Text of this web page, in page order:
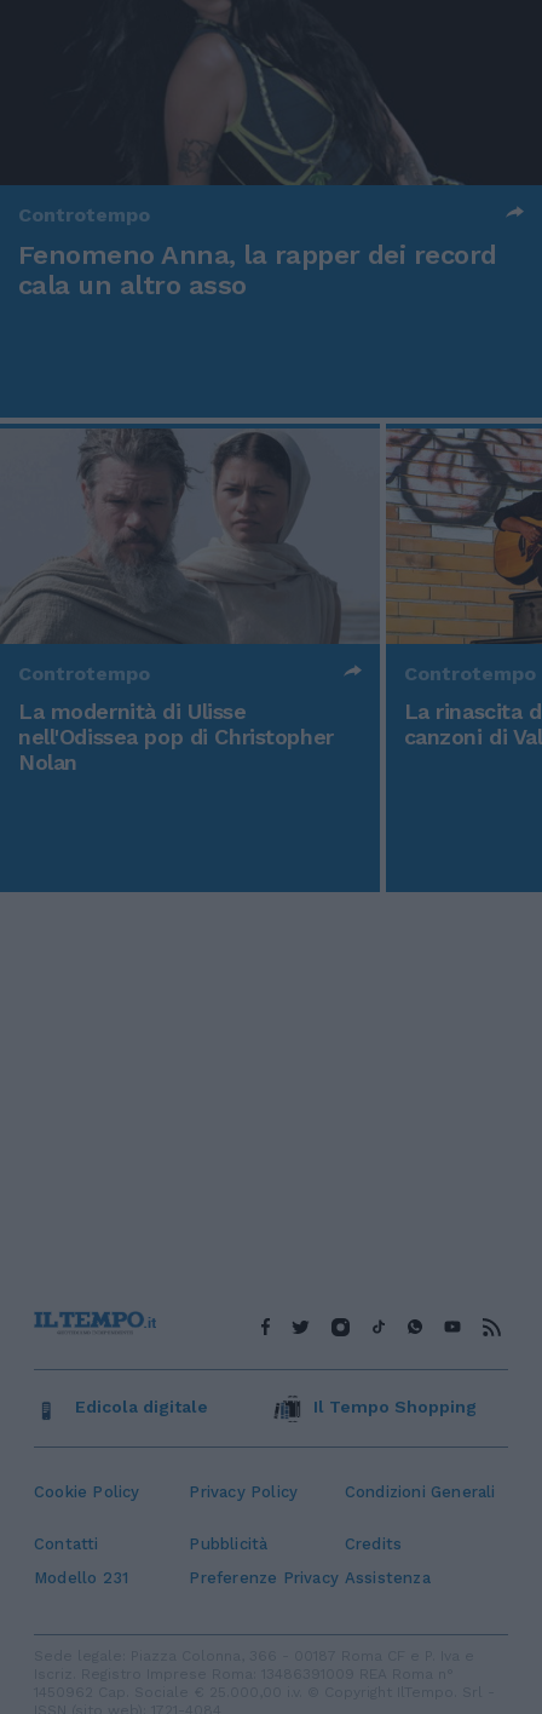
Controtempo
Fenomeno Anna, la rapper dei record
cala un altro asso
Controtempo
La modernità di Ulisse
nell'Odissea pop di Christopher
Nolan
Controtempo
La rinascita
canzoni di
Cookie Policy Privacy Policy Condizioni Generali
Contatti Pubblicità
Credits
Modello 231
Preferenze Privacy Assistenza
Edicola digitale Il Tempo Shopping